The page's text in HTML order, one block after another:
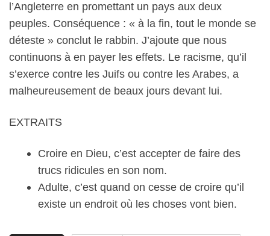
l’Angleterre en promettant un pays aux deux
peuples. Conséquence : « à la fin, tout le monde se
déteste » conclut le rabbin. J’ajoute que nous
continuons à en payer les effets. Le racisme, qu’il
s’exerce contre les Juifs ou contre les Arabes, a
malheureusement de beaux jours devant lui.
EXTRAITS
Croire en Dieu, c’est accepter de faire des
trucs ridicules en son nom.
Adulte, c’est quand on cesse de croire qu’il
existe un endroit où les choses vont bien.